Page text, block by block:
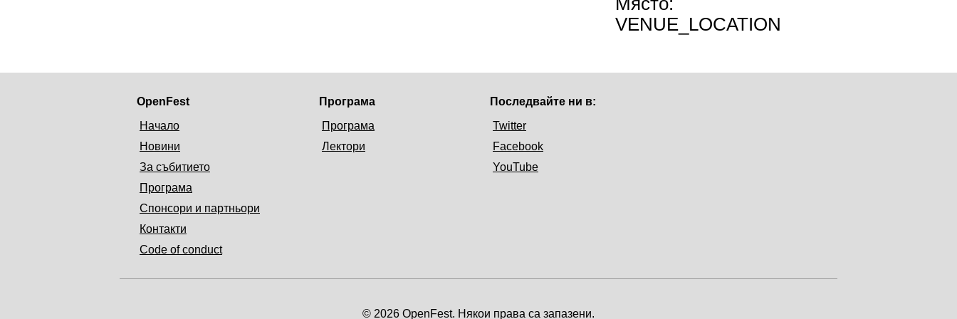
VENUE_LOCATION
OpenFest
Начало
Новини
За събитието
Програма
Спонсори и партньори
Контакти
Code of conduct
Програма
Програма
Лектори
Последвайте ни в:
Twitter
Facebook
YouTube
© 2026 OpenFest. Някои права са запазени.